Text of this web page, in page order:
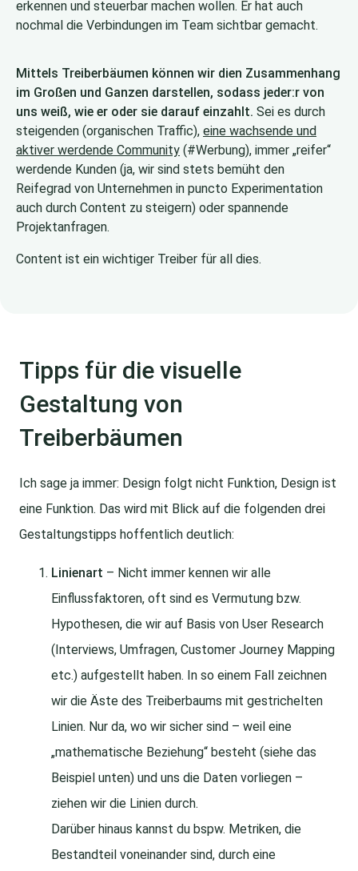
erkennen und steuerbar machen wollen. Er hat auch
nochmal die Verbindungen im Team sichtbar gemacht.
Mittels Treiberbäumen können wir dien Zusammenhang
im Großen und Ganzen darstellen, sodass jeder:r von
uns weiß, wie er oder sie darauf einzahlt. Sei es durch
steigenden (organischen Traffic), eine wachsende und
aktiver werdende Community (#Werbung), immer „reifer“
werdende Kunden (ja, wir sind stets bemüht den
Reifegrad von Unternehmen in puncto Experimentation
auch durch Content zu steigern) oder spannende
Projektanfragen.
Content ist ein wichtiger Treiber für all dies.
Tipps für die visuelle
Gestaltung von
Treiberbäumen
Ich sage ja immer: Design folgt nicht Funktion, Design ist
eine Funktion. Das wird mit Blick auf die folgenden drei
Gestaltungstipps hoffentlich deutlich:
Linienart – Nicht immer kennen wir alle
Einflussfaktoren, oft sind es Vermutung bzw.
Hypothesen, die wir auf Basis von User Research
(Interviews, Umfragen, Customer Journey Mapping
etc.) aufgestellt haben. In so einem Fall zeichnen
wir die Äste des Treiberbaums mit gestrichelten
Linien. Nur da, wo wir sicher sind – weil eine
„mathematische Beziehung“ besteht (siehe das
Beispiel unten) und uns die Daten vorliegen –
ziehen wir die Linien durch.
Darüber hinaus kannst du bspw. Metriken, die
Bestandteil voneinander sind, durch eine